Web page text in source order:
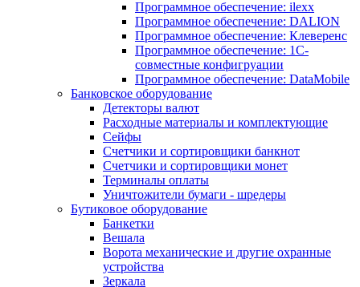
Программное обеспечение: ilexx
Программное обеспечение: DALION
Программное обеспечение: Клеверенс
Программное обеспечение: 1С-
совместные конфигруации
Программное обеспечение: DataMobile
Банковское оборудование
Детекторы валют
Расходные материалы и комплектующие
Сейфы
Счетчики и сортировщики банкнот
Счетчики и сортировщики монет
Терминалы оплаты
Уничтожители бумаги - шредеры
Бутиковое оборудование
Банкетки
Вешала
Ворота механические и другие охранные
устройства
Зеркала